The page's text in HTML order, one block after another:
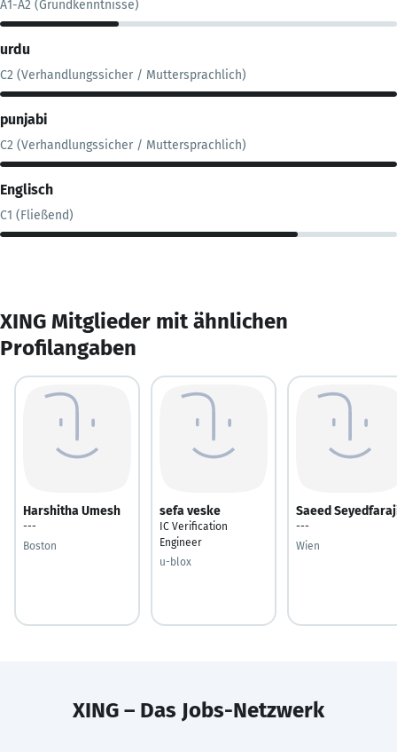
A1-A2 (Grundkenntnisse)
urdu
C2 (Verhandlungssicher / Muttersprachlich)
punjabi
C2 (Verhandlungssicher / Muttersprachlich)
Englisch
C1 (Fließend)
XING Mitglieder mit ähnlichen
Profilangaben
Harshitha Umesh
---
Boston
sefa veske
IC Verification
Engineer
u-blox
Saeed
---
Wien
XING – Das Jobs-Netzwerk